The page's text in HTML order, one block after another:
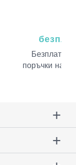
Безплатна
поръчки над